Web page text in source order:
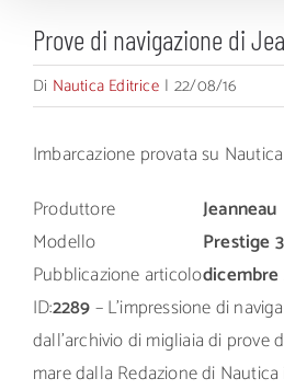
Prove di navigazione di
Di Nautica Editrice | 22/08/16
Imbarcazione provata su
Produttore
Jeanneau
Modello
Prestige
Pubblicazione articolo
ID:2289– L’impressione di
dall’archivio di migliaia di prove
mare dalla Redazione di